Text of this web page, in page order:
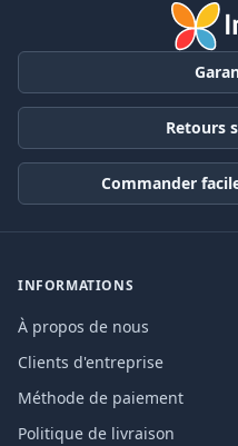
Retours
Commander
INFORMATIONS
À propos de nous
Clients d'entreprise
Méthode de paiement
Politique de livraison